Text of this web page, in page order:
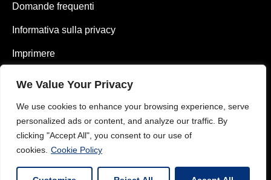
We Value Your Privacy
We use cookies to enhance your browsing experience, serve
personalized ads or content, and analyze our traffic. By
clicking "Accept All", you consent to our use of
cookies. Cookie Policy
Domande frequenti
Informativa sulla privacy
Imprimere
0049 1626484175 (EN)
0049 1785782371 (DE)
info@vimaterial.de